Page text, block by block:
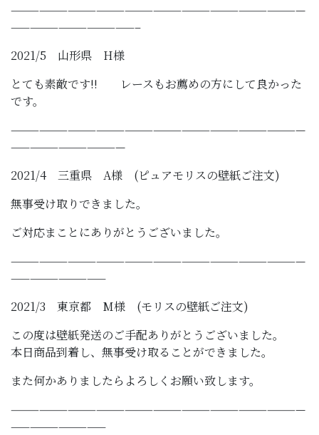
———————————————————————————————
—————————————–
2021/5 山形県 H様
とても素敵です!! レースもお薦めの方にして良かった
です。
———————————————————————————————
————————————
2021/4 三重県 A様 (ピュアモリスの壁紙ご注文)
無事受け取りできました。
ご対応まことにありがとうございました。
———————————————————————————————
——————————
2021/3 東京都 M様 (モリスの壁紙ご注文)
この度は壁紙発送のご手配ありがとうございました。
本日商品到着し、無事受け取ることができました。
また何かありましたらよろしくお願い致します。
———————————————————————————————
——————————